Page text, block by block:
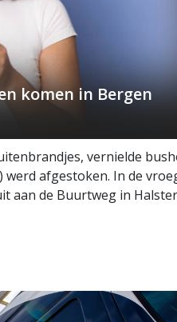
komen in Bergen
vernielde
afgestoken. In de
aan de Buurtweg in